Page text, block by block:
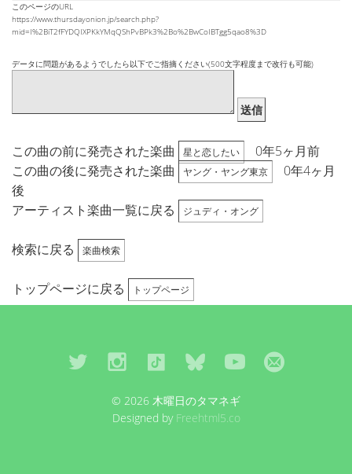
このページのURL
https://www.thursdayonion.jp/search.php?
mid=I%2BiT2fFYDQIXPKkYMqQShPvBPk3%2Bo%2BwCoIBTgg5qao8%3D
データに問題があるようでしたら以下でご指摘ください(500文字程度まで改行も可能)
送信
この曲の前に発売された楽曲 星と恋したい
0年5ヶ月前
この曲の後に発売された楽曲
ヤング・ヤング東京
0年4ヶ月
後
アーティスト楽曲一覧に戻る
ジュディ・オング
検索に戻る 楽曲検索
トップページに戻る トップページ
© 2026 木曜日のタマネギ
Designed by Freehtml5.co